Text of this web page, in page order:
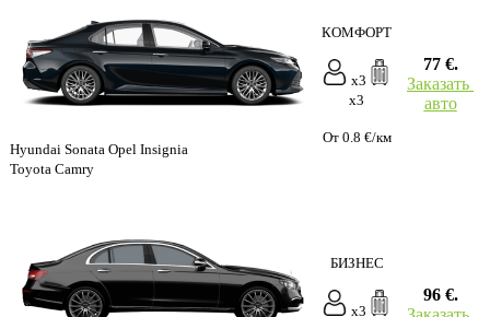
Hyundai Sonata Opel Insignia
Toyota Camry
КОМФОРТ
x3
x3
От 0.8 €/км
77 €.
Заказать
авто
БИЗНЕС
x3
96 €.